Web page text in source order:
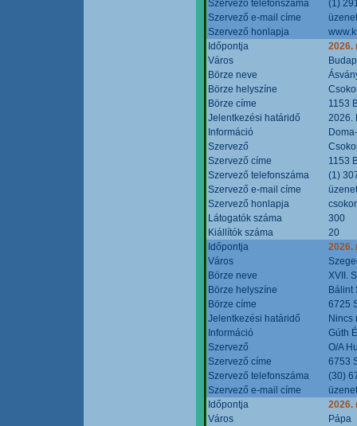
Szervező telefonszáma
(1)
Szervező e-mail címe
Szervező honlapja
Időpontja
2026.
Város
Börze neve
Börze helyszíne
Börze címe
1153
Jelentkezési határidő
2026.
Információ
Szervező
Szervező címe
1153
Szervező telefonszáma
(1)
Szervező e-mail címe
Szervező honlapja
Látogatók száma
300
Kiállítók száma
20
Időpontja
2026.
Város
Börze neve
XVII.
Börze helyszíne
Bálint
Börze címe
6725
Jelentkezési határidő
Nincs
Információ
Gúth
Szervező
O/A
Szervező címe
6753
Szervező telefonszáma
(30)
Szervező e-mail címe
Időpontja
2026.
Város
Pápa